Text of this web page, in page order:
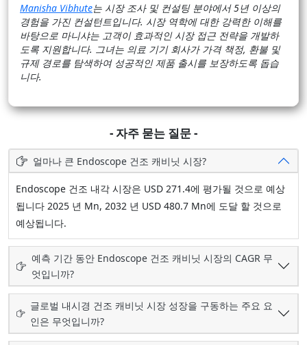
Manisha Vibhute는 시장 조사 및 컨설팅 분야에서 5년 이상의
경험을 가진 컨설턴트입니다. 시장 역학에 대한 강력한 이해를
바탕으로 마니샤는 고객이 효과적인 시장 접근 전략을 개발하
도록 지원합니다. 그녀는 의료 기기 회사가 가격 책정, 환불 및
규제 경로를 탐색하여 성공적인 제품 출시를 보장하도록 돕습
니다.
- 자주 묻는 질문 -
얼마나 큰 Endoscope 건조 캐비닛 시장?
Endoscope 건조 내각 시장은 USD 271.4에 평가될 것으로 예상
됩니다 2025 년 Mn, 2032 년 USD 480.7 Mn에 도달 할 것으로
예상됩니다.
예측 기간 동안 Endoscope 건조 캐비닛 시장의 CAGR 무
엇입니까?
글로벌 내시경 건조 캐비닛 시장 성장을 구동하는 주요 요
인은 무엇입니까?